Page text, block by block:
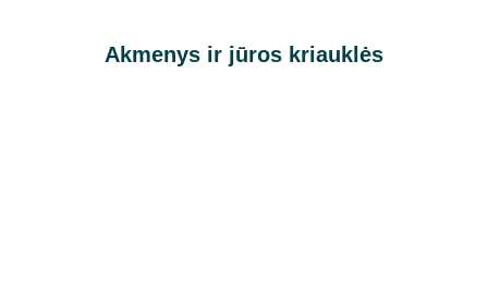
Akmenys ir jūros kriauklės